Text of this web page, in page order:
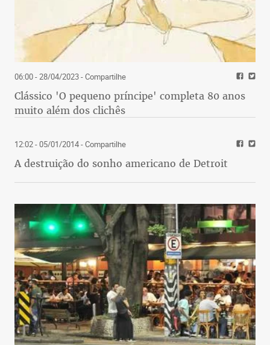
06:00 - 28/04/2023- Compartilhe
Clássico 'O pequeno príncipe' completa 80 anos
muito além dos clichês
12:02 - 05/01/2014- Compartilhe
A destruição do sonho americano de Detroit